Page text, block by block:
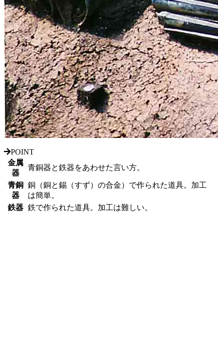
POINT
金属
器
青銅器と鉄器をあわせた言い方。
青銅
器
銅（銅と錫（すず）の合金）で作られた道具。加工
は簡単。
鉄器 鉄で作られた道具。加工は難しい。